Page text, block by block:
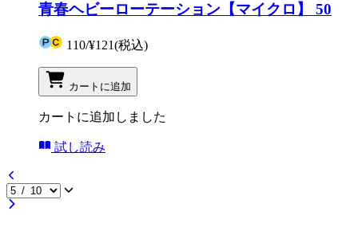
青春ヘビーローテーション【マイクロ】 50
110/¥121(税込)
カートに追加
カートに追加しました
試し読み